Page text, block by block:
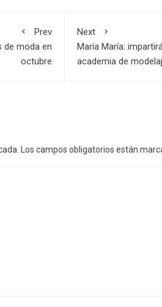
Prev
de moda en
octubre
Next
María María:
academia de
Los campos obligatorios están